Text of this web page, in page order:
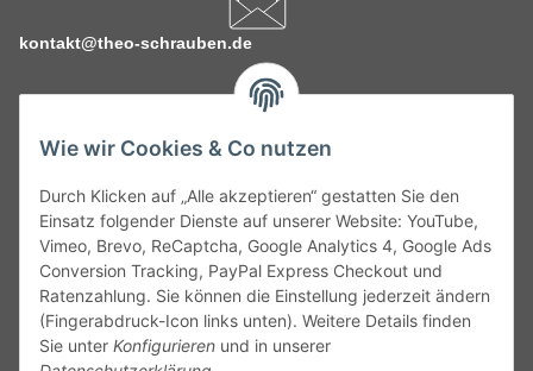
Wie wir Cookies & Co nutzen
Durch Klicken auf „Alle akzeptieren“ gestatten Sie den
Einsatz folgender Dienste auf unserer Website: YouTube,
Vimeo, Brevo, ReCaptcha, Google Analytics 4, Google Ads
Conversion Tracking, PayPal Express Checkout und
Ratenzahlung. Sie können die Einstellung jederzeit ändern
(Fingerabdruck-Icon links unten). Weitere Details finden
Sie unter Konfigurieren und in unserer
kontakt@theo-schrauben.de
Service
Gesetzliche Informationen
Alle technischen Angaben ohne Gewähr. Irrtümer und fehlerhafte
Angaben vorbehalten. Wenn Sie Datenblätter oder spezielle